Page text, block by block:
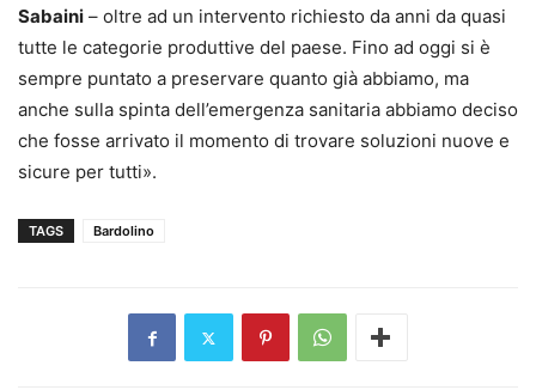
Sabaini – oltre ad un intervento richiesto da anni da quasi
tutte le categorie produttive del paese. Fino ad oggi si è
sempre puntato a preservare quanto già abbiamo, ma
anche sulla spinta dell’emergenza sanitaria abbiamo deciso
che fosse arrivato il momento di trovare soluzioni nuove e
sicure per tutti».
TAGS Bardolino